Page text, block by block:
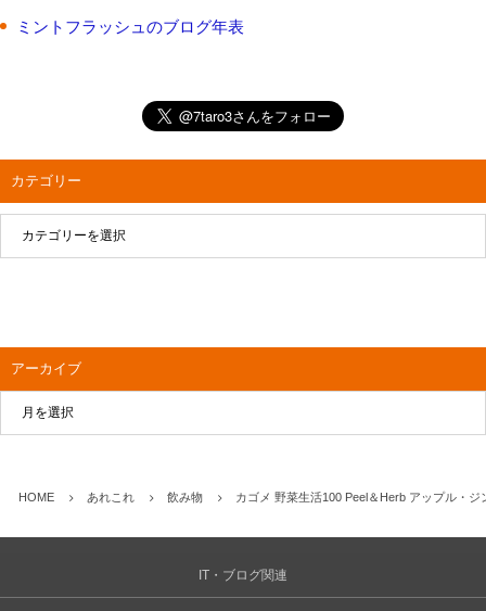
ミントフラッシュのブログ年表
カテゴリー
アーカイブ
HOME あれこれ 飲み物 カゴメ 野菜生活100 Peel＆Herb アップル・
IT・ブログ関連